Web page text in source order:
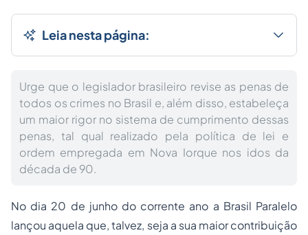
Leia nesta página:
Urge que o legislador brasileiro revise as penas de
todos os crimes no Brasil e, além disso, estabeleça
um maior rigor no sistema de cumprimento dessas
penas, tal qual realizado pela política de lei e
ordem empregada em Nova Iorque nos idos da
década de 90.
No dia 20 de junho do corrente ano a Brasil Paralelo
lançou aquela que, talvez, seja a sua maior contribuição